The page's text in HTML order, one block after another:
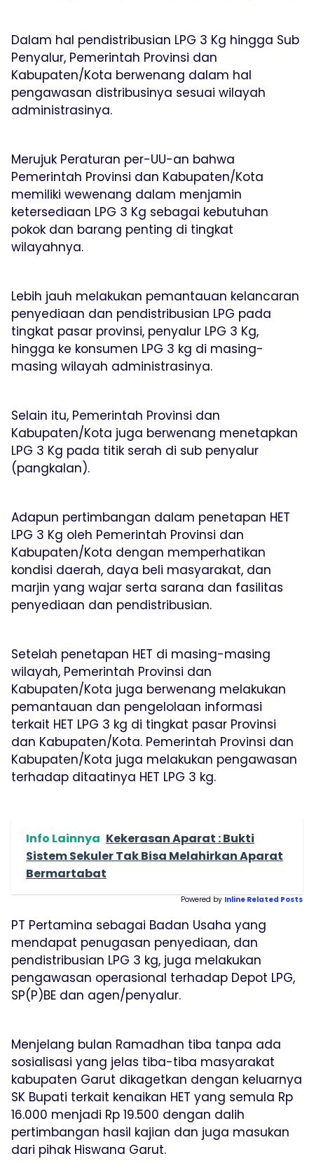
Dalam hal pendistribusian LPG 3 Kg hingga Sub
Penyalur, Pemerintah Provinsi dan
Kabupaten/Kota berwenang dalam hal
pengawasan distribusinya sesuai wilayah
administrasinya.
Merujuk Peraturan per-UU-an bahwa
Pemerintah Provinsi dan Kabupaten/Kota
memiliki wewenang dalam menjamin
ketersediaan LPG 3 Kg sebagai kebutuhan
pokok dan barang penting di tingkat
wilayahnya.
Lebih jauh melakukan pemantauan kelancaran
penyediaan dan pendistribusian LPG pada
tingkat pasar provinsi, penyalur LPG 3 Kg,
hingga ke konsumen LPG 3 kg di masing-
masing wilayah administrasinya.
Selain itu, Pemerintah Provinsi dan
Kabupaten/Kota juga berwenang menetapkan
LPG 3 Kg pada titik serah di sub penyalur
(pangkalan).
Adapun pertimbangan dalam penetapan HET
LPG 3 Kg oleh Pemerintah Provinsi dan
Kabupaten/Kota dengan memperhatikan
kondisi daerah, daya beli masyarakat, dan
marjin yang wajar serta sarana dan fasilitas
penyediaan dan pendistribusian.
Setelah penetapan HET di masing-masing
wilayah, Pemerintah Provinsi dan
Kabupaten/Kota juga berwenang melakukan
pemantauan dan pengelolaan informasi
terkait HET LPG 3 kg di tingkat pasar Provinsi
dan Kabupaten/Kota. Pemerintah Provinsi dan
Kabupaten/Kota juga melakukan pengawasan
terhadap ditaatinya HET LPG 3 kg.
Info Lainnya Kekerasan Aparat : Bukti
Sistem Sekuler Tak Bisa Melahirkan Aparat
Bermartabat
Powered by Inline Related Posts
PT Pertamina sebagai Badan Usaha yang
mendapat penugasan penyediaan, dan
pendistribusian LPG 3 kg, juga melakukan
pengawasan operasional terhadap Depot LPG,
SP(P)BE dan agen/penyalur.
Menjelang bulan Ramadhan tiba tanpa ada
sosialisasi yang jelas tiba-tiba masyarakat
kabupaten Garut dikagetkan dengan keluarnya
SK Bupati terkait kenaikan HET yang semula Rp
16.000 menjadi Rp 19.500 dengan dalih
pertimbangan hasil kajian dan juga masukan
dari pihak Hiswana Garut.